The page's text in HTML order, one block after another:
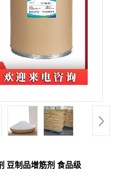
豆制品增筋剂 食品级